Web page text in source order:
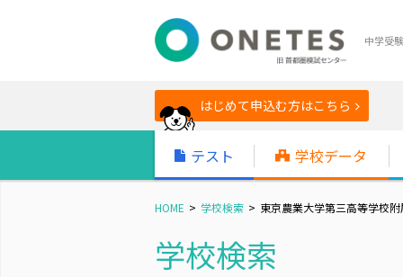
中学受
はじめて申込む方はこちら
テスト 学校データ
HOME 学校検索 東京農業大学第三高等学校
学校検索